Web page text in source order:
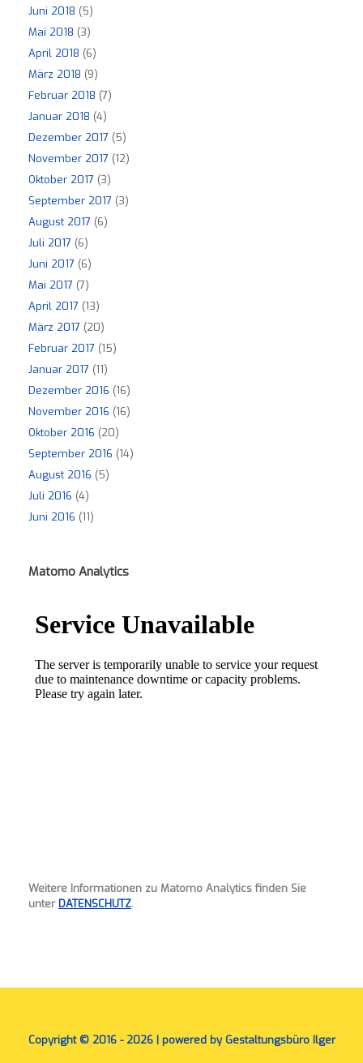
Juni 2018 (5)
Mai 2018 (3)
April 2018 (6)
März 2018 (9)
Februar 2018 (7)
Januar 2018 (4)
Dezember 2017 (5)
November 2017 (12)
Oktober 2017 (3)
September 2017 (3)
August 2017 (6)
Juli 2017 (6)
Juni 2017 (6)
Mai 2017 (7)
April 2017 (13)
März 2017 (20)
Februar 2017 (15)
Januar 2017 (11)
Dezember 2016 (16)
November 2016 (16)
Oktober 2016 (20)
September 2016 (14)
August 2016 (5)
Juli 2016 (4)
Juni 2016 (11)
Matomo Analytics
Weitere Informationen zu Matomo Analytics finden Sie
unter DATENSCHUTZ.
Copyright © 2016 - 2026 | powered by Gestaltungsbüro Ilger